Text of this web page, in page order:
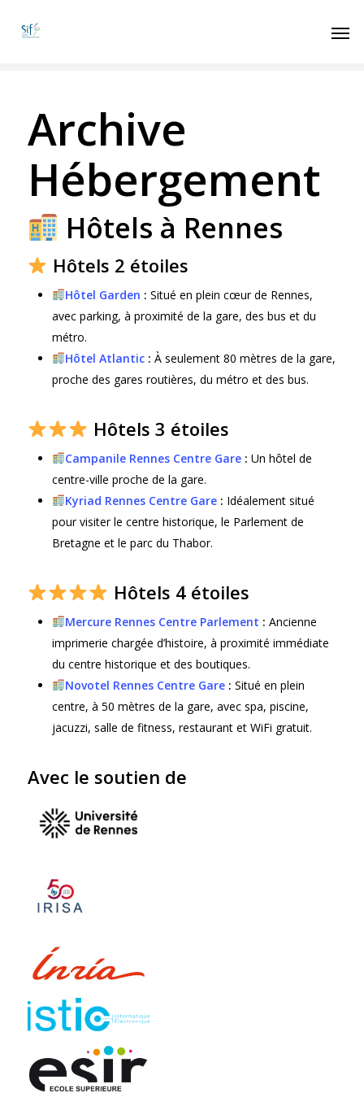
Archive
Hébergement
Hôtels à Rennes
Hôtels 2 étoiles
Hôtel Garden : Situé en plein cœur de Rennes,
avec parking, à proximité de la gare, des bus et du
métro.
Hôtel Atlantic: À seulement 80 mètres de la gare,
proche des gares routières, du métro et des bus.
Hôtels 3 étoiles
Campanile Rennes Centre Gare : Un hôtel de
centre-ville proche de la gare.
Kyriad Rennes Centre Gare : Idéalement situé
pour visiter le centre historique, le Parlement de
Bretagne et le parc du Thabor.
Hôtels 4 étoiles
Mercure Rennes Centre Parlement : Ancienne
imprimerie chargée d’histoire, à proximité immédiate
du centre historique et des boutiques.
Novotel Rennes Centre Gare: Situé en plein
centre, à 50 mètres de la gare, avec spa, piscine,
jacuzzi, salle de fitness, restaurant et WiFi gratuit.
Avec le soutien de